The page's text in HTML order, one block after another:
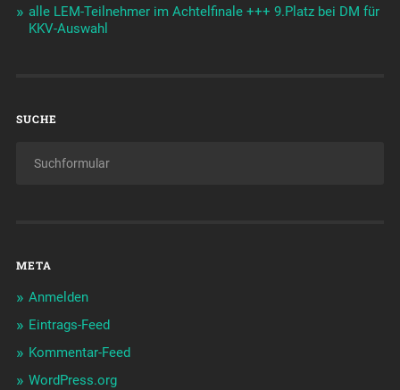
alle LEM-Teilnehmer im Achtelfinale +++ 9.Platz bei DM für
KKV-Auswahl
SUCHE
META
Anmelden
Eintrags-Feed
Kommentar-Feed
WordPress.org